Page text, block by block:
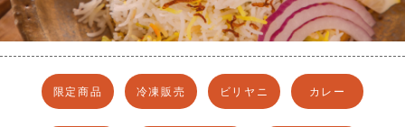
限定商品 冷凍販売 ビリヤニ カレー